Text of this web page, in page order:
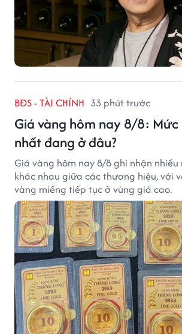
BĐS - TÀI CHÍNH 33 phút trước
Giá vàng hôm nay 8/8:
nhất đang ở đâu?
Giá vàng hôm nay 8/8 ghi nhận
khác nhau giữa các thương hiệu, với
vàng miếng tiếp tục ở vùng giá cao.